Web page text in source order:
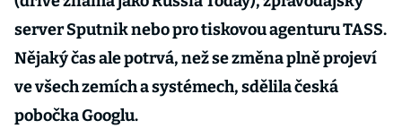
server Sputnik nebo pro tiskovou agenturu TASS.
Nějaký čas ale potrvá, než se změna plně projeví
ve všech zemích a systémech, sdělila česká
pobočka Googlu.